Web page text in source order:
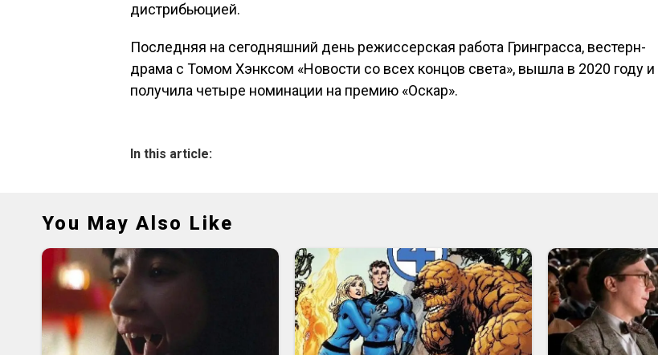
дистрибьюцией.
Последняя на сегодняшний день режиссерская работа Гринграсса, вестерн-
драма с Томом Хэнксом «Новости со всех концов света», вышла в 2020 году и
получила четыре номинации на премию «Оскар».
In this article:
You May Also Like